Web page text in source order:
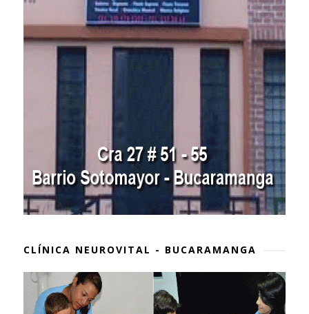
CLÍNICA NEUROVITAL - BUCARAMANGA